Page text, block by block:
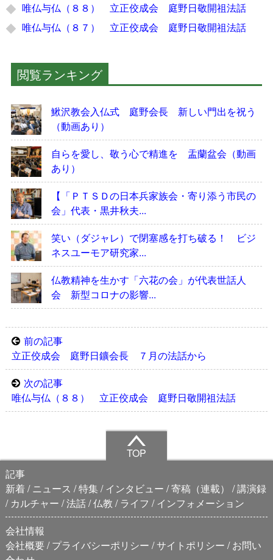
唯仏与仏（８８） 立正佼成会 庭野日敬開祖法話
唯仏与仏（８７） 立正佼成会 庭野日敬開祖法話
閲覧ランキング
鰍沢教会入仏式 庭野会長 新しい門出を祝う
（動画あり）
自らを愛し、敬う心で精進を 盂蘭盆会（動画
あり）
【「ＰＴＳＤの日本兵家族会・寄り添う市民の
会」代表・黒井秋夫...
笑い（ダジャレ）で閉塞感を打ち破る！ ビジ
ネスユーモア研究家...
仏教精神を生かす「六花の会」が代表世話人
会 新型コロナの影響...
前の記事
立正佼成会 庭野日鑛会長 ７月の法話から
次の記事
唯仏与仏（８８） 立正佼成会 庭野日敬開祖法話
TOP
記事
新着
ニュース 特集 インタビュー 寄稿（連載）
講演録
カルチャー 法話 仏教 ライフ
インフォメーション
会社情報
会社概要 プライバシーポリシー サイトポリシー
お問い